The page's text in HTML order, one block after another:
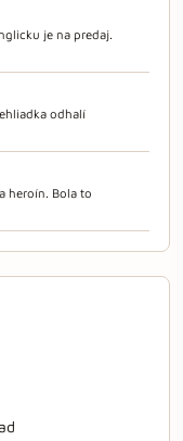
je na predaj.
odhalí
heroín. Bola to